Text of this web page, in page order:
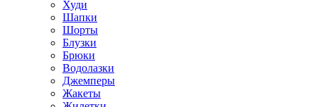
Худи
Шапки
Шорты
Блузки
Брюки
Водолазки
Джемперы
Жакеты